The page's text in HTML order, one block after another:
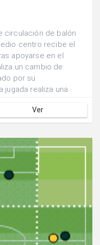
circulación de balón
centro recibe el
apoyarse en el
un cambio de
por su
jugada realiza una
Ver